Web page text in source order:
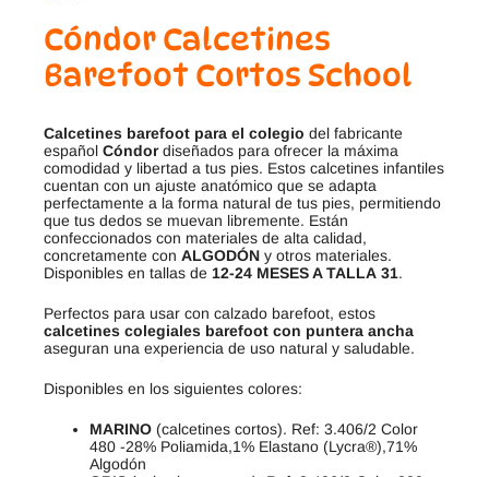
Cóndor Calcetines
Barefoot Cortos School
Calcetines barefoot para el colegio del fabricante
español Cóndordiseñados para ofrecer la máxima
comodidad y libertad a tus pies. Estos calcetines infantiles
cuentan con un ajuste anatómico que se adapta
perfectamente a la forma natural de tus pies, permitiendo
que tus dedos se muevan libremente. Están
confeccionados con materiales de alta calidad,
concretamente con ALGODÓN y otros materiales.
Disponibles en tallas de 12-24 MESES A TALLA 31.
Perfectos para usar con calzado barefoot, estos
calcetines colegiales barefoot con puntera ancha
aseguran una experiencia de uso natural y saludable.
Disponibles en los siguientes colores:
MARINO (calcetines cortos). Ref: 3.406/2 Color
480 -28% Poliamida,1% Elastano (Lycra®),71%
Algodón